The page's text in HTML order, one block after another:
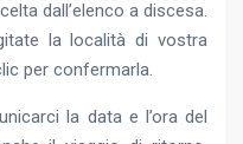
dall’elenco a discesa.
la località di vostra
per confermarla.
la data e l’ora del